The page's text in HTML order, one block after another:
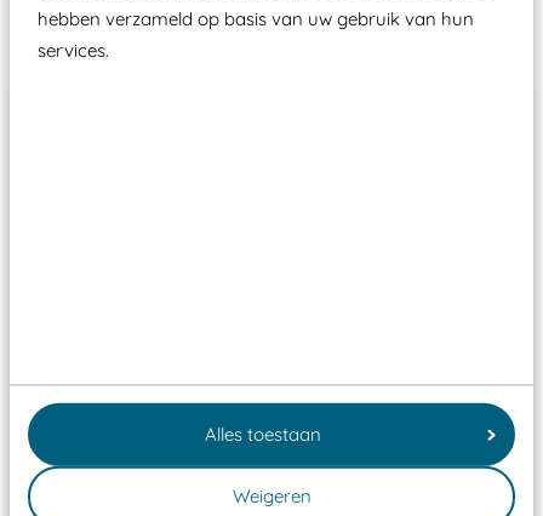
hebben verzameld op basis van uw gebruik van hun
services.
Alles toestaan
Weigeren
Past er goed bij